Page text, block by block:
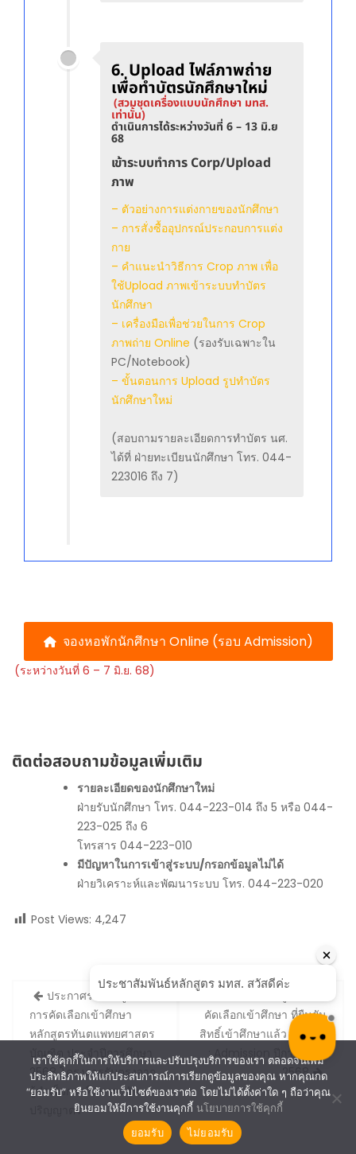
6. Upload ไฟล์ภาพถ่าย
เพื่อทำบัตรนักศึกษาใหม่
(สวมชุดเครื่องแบบนักศึกษา มทส.
เท่านั้น)
ดำเนินการได้ระหว่างวันที่ 6 – 13 มิ.ย
68
เข้าระบบทำการ Corp/Upload
ภาพ
– ตัวอย่างการแต่งกายของนักศึกษา
– การสั่งซื้ออุปกรณ์ประกอบการแต่ง
กาย
– คำแนะนำวิธีการ Crop ภาพ เพื่อ
ใช้Upload ภาพเข้าระบบทำบัตร
นักศึกษา
– เครื่องมือเพื่อช่วยในการ Crop
ภาพถ่าย Online (รองรับเฉพาะใน
PC/Notebook)
– ขั้นตอนการ Upload รูปทำบัตร
นักศึกษาใหม่
(สอบถามรายละเอียดการทำบัตร นศ.
ได้ที่ ฝ่ายทะเบียนนักศึกษา โทร. 044-
223016 ถึง 7)
จองหอพักนักศึกษา Online (รอบ Admission)
(ระหว่างวันที่ 6 – 7 มิ.ย. 68)
ติดต่อสอบถามข้อมูลเพิ่มเติม
รายละเอียดของนักศึกษาใหม่
ฝ่ายรับนักศึกษา โทร. 044-223-014 ถึง 5 หรือ 044-
223-025 ถึง 6
โทรสาร 044-223-010
มีปัญหาในการเข้าสู่ระบบ/กรอกข้อมูลไม่ได้
ฝ่ายวิเคราะห์และพัฒนาระบบ โทร. 044-223-020
Post Views: 4,247
Post
navigation
ประกาศรายชื่อผู้ผ่าน
การคัดเลือกเข้าศึกษา
หลักสูตรทันตแพทยศาสตร
บัณฑิต ประจำปีการศึกษา
2568 โครงการรับตรงจาก
ผู้สําเร็จการศึกษาระดับ
ปริญญาตรี
คัดเลือกเข้าศึกษา ที่ยืนยัน
สิทธิ์เข้าศึกษาแล้ว รอบที่ 3
: Admission ปีการศึกษา
2568
เราใช้คุกกี้ในการให้บริการและปรับปรุงบริการของเรา ตลอดจนเพิ่ม
ประสิทธิภาพให้แก่ประสบการณ์การเรียกดูข้อมูลของคุณ หากคุณกด
“ยอมรับ” หรือใช้งานเว็บไซต์ของเราต่อ โดยไม่ได้ตั้งค่าใด ๆ ถือว่าคุณ
ยินยอมให้มีการใช้งานคุกกี้ นโยบายการใช้คุกกี้
ยอมรับ
ไม่ยอมรับ